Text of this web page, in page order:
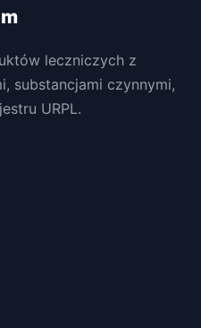
leczniczych z
substancjami czynnymi,
URPL.